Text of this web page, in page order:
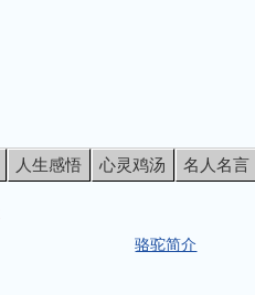
人生感悟 心灵鸡汤 名人名言
骆驼简介